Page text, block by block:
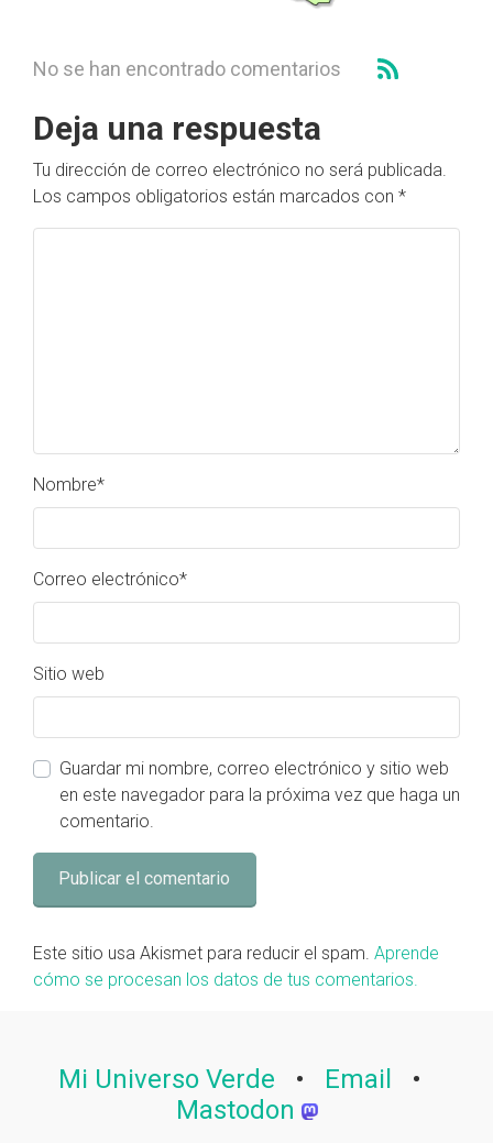
No se han encontrado comentarios
Deja una respuesta
Tu dirección de correo electrónico no será publicada.
Los campos obligatorios están marcados con *
Nombre*
Correo electrónico*
Sitio web
Guardar mi nombre, correo electrónico y sitio web
en este navegador para la próxima vez que haga un
comentario.
Este sitio usa Akismet para reducir el spam. Aprende
cómo se procesan los datos de tus comentarios.
Mi Universo Verde • Email
•
Mastodon